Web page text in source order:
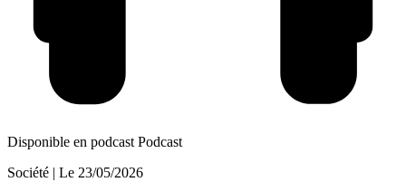
Disponible en podcast Podcast
Société | Le 23/05/2026